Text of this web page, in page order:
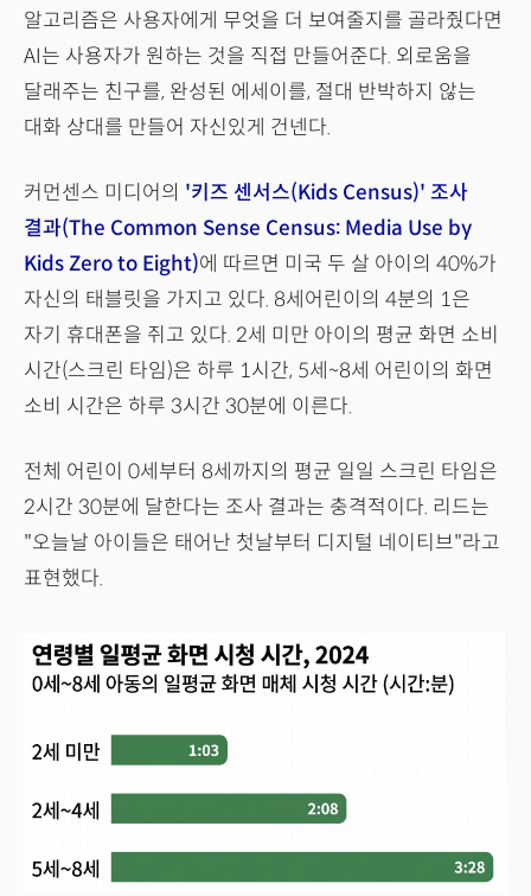
알고리즘은 사용자에게 무엇을 더 보여줄지를 골라줬다면
AI는 사용자가 원하는 것을 직접 만들어준다. 외로움을
달래주는 친구를, 완성된 에세이를, 절대 반박하지 않는
대화 상대를 만들어 자신있게 건넨다.
커먼센스 미디어의 '키즈 센서스(Kids Census)' 조사
결과(The Common Sense Census: Media Use by
Kids Zero to Eight)에 따르면 미국 두 살 아이의 40%가
자신의 태블릿을 가지고 있다. 8세어린이의 4분의 1은
자기 휴대폰을 쥐고 있다. 2세 미만 아이의 평균 화면 소비
시간(스크린 타임)은 하루 1시간, 5세~8세 어린이의 화면
소비 시간은 하루 3시간 30분에 이른다.
전체 어린이 0세부터 8세까지의 평균 일일 스크린 타임은
2시간 30분에 달한다는 조사 결과는 충격적이다. 리드는
"오늘날 아이들은 태어난 첫날부터 디지털 네이티브"라고
표현했다.